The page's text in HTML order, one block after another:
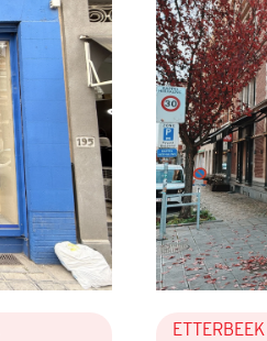
ETTERBEEK